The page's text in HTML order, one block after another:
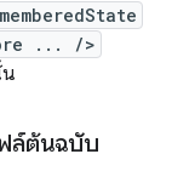
... />
น
ล์ต้นฉบับ